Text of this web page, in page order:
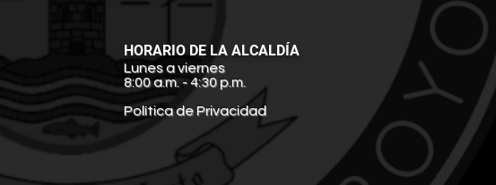
HORARIO DE LA ALCALDÍA
Lunes a viernes
8:00 a.m. - 4:30 p.m.
Política de Privacidad